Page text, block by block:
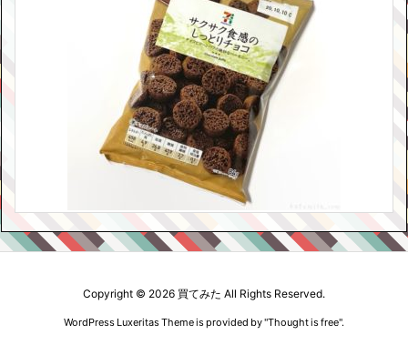
Copyright © 2026 買てみた All Rights Reserved.
WordPress Luxeritas Theme is provided by "Thought is free".